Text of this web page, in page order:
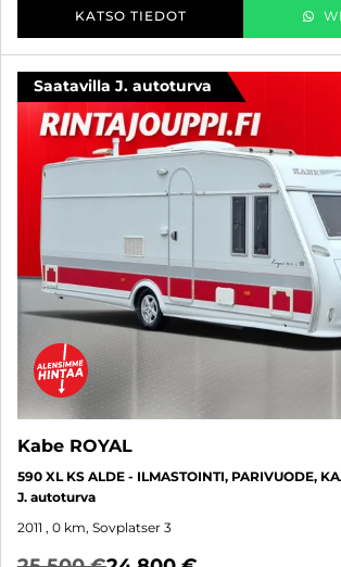
KATSO TIEDOT
Saatavilla J. autoturva
Kabe ROYAL
590 XL KS ALDE - ILMASTOINTI, PARIVUODE,
J. autoturva
2011 , 0 km, Sovplatser 3